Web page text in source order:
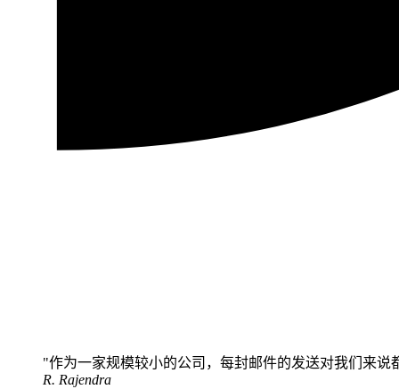
作为一家规模较小的公司，每封邮件的发送对我们来
R. Rajendra